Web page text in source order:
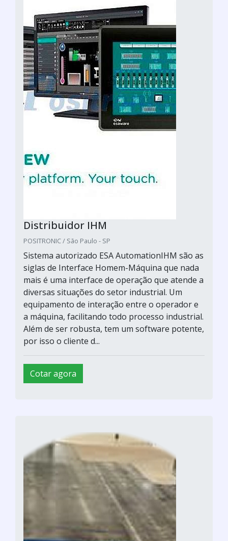
Distribuidor IHM
POSITRONIC / São Paulo - SP
Sistema autorizado ESA AutomationIHM são as
siglas de Interface Homem-Máquina que nada
mais é uma interface de operação que atende a
diversas situações do setor industrial. Um
equipamento de interação entre o operador e
a máquina, facilitando todo processo industrial.
Além de ser robusta, tem um software potente,
por isso o cliente d...
Cotar agora